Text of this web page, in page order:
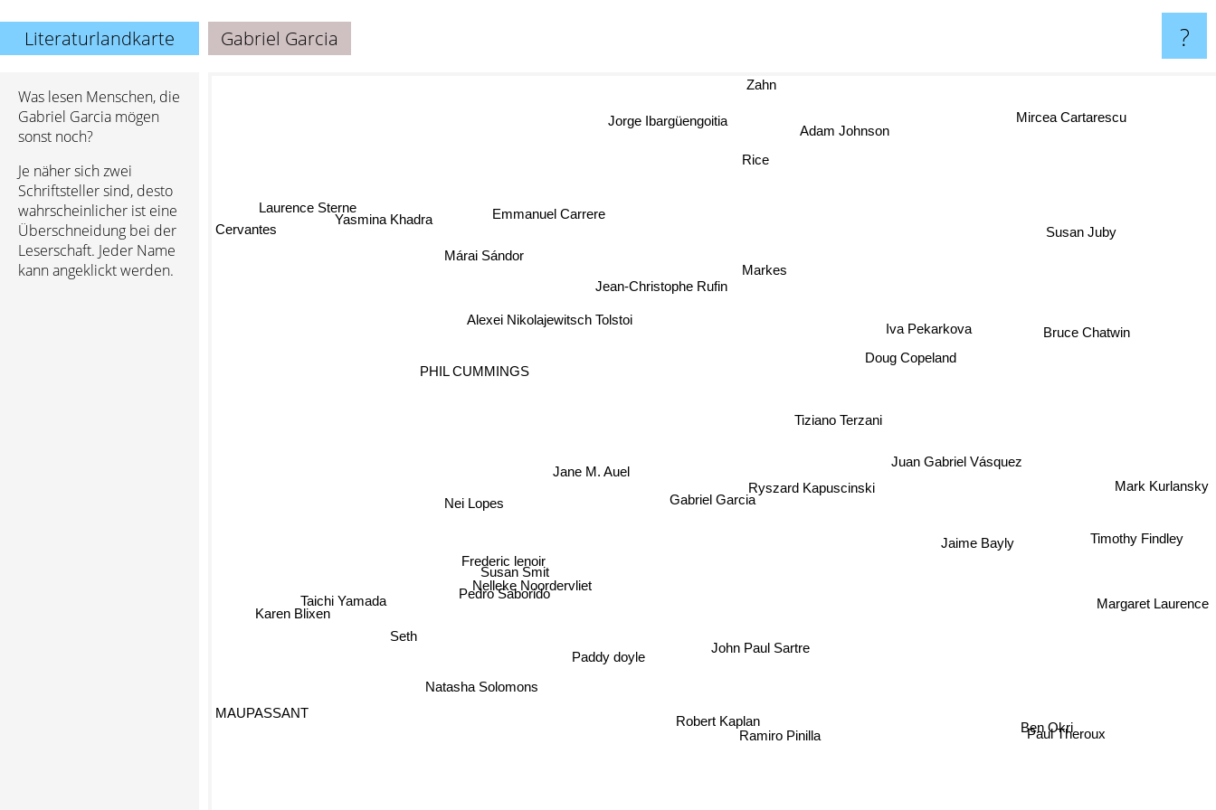
Literaturlandkarte Gabriel Garcia ?
Was lesen Menschen, die
Gabriel Garcia mögen
sonst noch?
Je näher sich zwei
Schriftsteller sind, desto
wahrscheinlicher ist eine
Überschneidung bei der
Leserschaft. Jeder Name
kann angeklickt werden.
Gabriel Garcia
Ryszard Kapuscinski
Jane M. Auel
Tiziano Terzani
Nelleke Noordervliet
Susan Smit
John Paul Sartre
Frederic lenoir
Doug Copeland
Juan Gabriel Vásquez
PHIL CUMMINGS
Nei Lopes
Pedro Saborido
Ramiro Pinilla
Jaime Bayly
Jean-Christophe Rufin
Markes
Alexei Nikolajewitsch Tolstoi
Iva Pekarkova
Paddy doyle
Robert Kaplan
Natasha Solomons
Rice
Emmanuel Carrere
Timothy Findley
Adam Johnson
Jorge Ibargüengoitia
Zahn
Yasmina Khadra
Taichi Yamada
Paul Theroux
Margaret Laurence
Susan Juby
Laurence Sterne
MAUPASSANT
Mircea Cartarescu
Cervantes